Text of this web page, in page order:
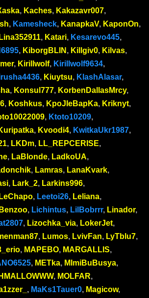
, Kaches, Kakazavr007,
, Kamesheck, KanapkaV, KaponOn,
, Katari, Kesarevo445,
, KiborgBLIN , Killgiv0, Kilvas,
, Kirillwolf, Kirillwolf9634,
, Kiuytsu, KlashAlasar,
, Konsul777, KorbenDallasMrcy,
, Koshkus, KpoJIeBapKa, Kriknyt,
, Ktoto10209,
, Kvoodi4, KwitkaUkr1987,
, LKDm, LL_REPCERISE,
, LaBlonde, LadkoUA,
, Lamras, LanaKvark,
, Lark_2, Larkins996,
LeChapo, Leetoi26, Leliana,
, Lichintus, LilBobrrr, Linador,
, Lizochka_via, LokerJet,
, Lumos, LvivFan, LyTblu7,
, MAPEBO, MARGALLIS,
, METka, MImiBuBusya,
, MOLFAR,
, MaKs1Tauer0, Magicow,